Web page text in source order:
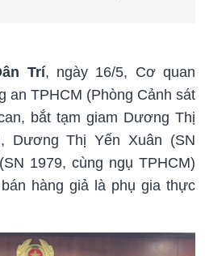
Trí, ngày 16/5, Cơ quan
an TPHCM (Phòng Cảnh sát
bắt tạm giam Dương Thị
Dương Thị Yến Xuân (SN
1979, cùng ngụ TPHCM)
hàng giả là phụ gia thực